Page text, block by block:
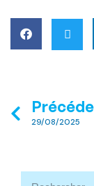
29/08/2025